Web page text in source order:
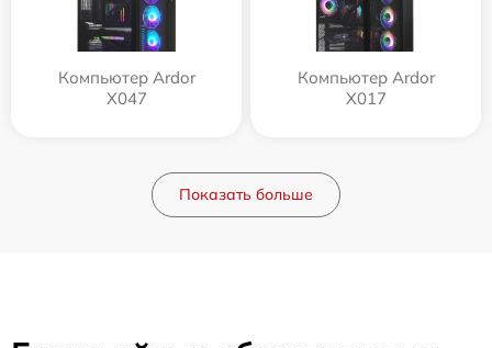
Компьютер Ardor
X047
Компьютер Ardor
X017
Показать больше